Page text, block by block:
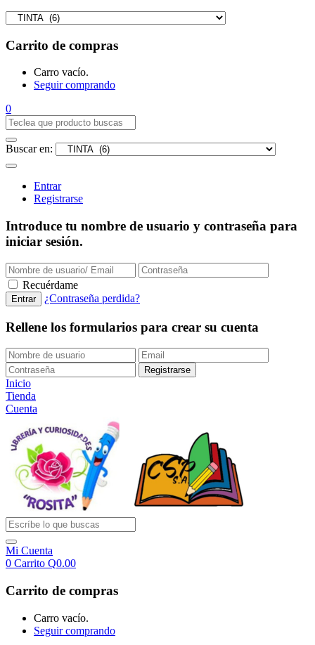
Carrito de compras
Carro vacío.
Seguir comprando
0
Buscar en:
Entrar
Registrarse
Introduce tu nombre de usuario y contraseña para
iniciar sesión.
Recuérdame
¿Contraseña perdida?
Rellene los formularios para crear su cuenta
Inicio
Tienda
Cuenta
Mi Cuenta
0 Carrito Q0.00
Carrito de compras
Carro vacío.
Seguir comprando